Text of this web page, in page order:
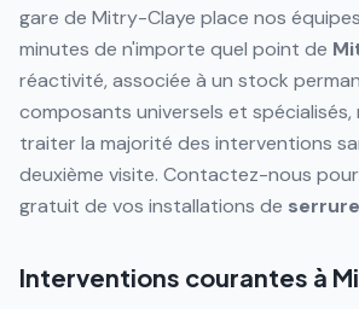
gare de Mitry-Claye place nos
minutes de n'importe quel point de
réactivité, associée à un stock
composants universels et
traiter la majorité des interventions
deuxième visite. Contactez-nous
gratuit de vos installations de
Interventions courantes à